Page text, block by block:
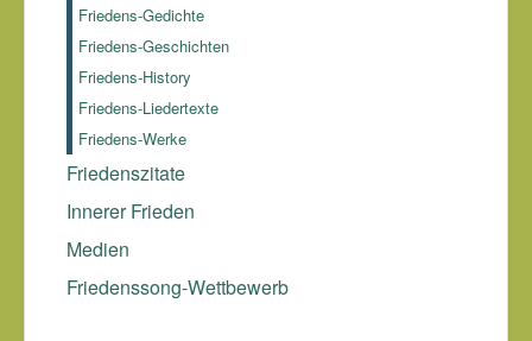
Menschen, die daneben stehen und sie gewähren lassen.
Albert Einstein (1879-1955)
Friedens-Gedichte
Friedens-Geschichten
Friedens-History
Friedens-Liedertexte
Friedens-Werke
Friedenszitate
Innerer Frieden
Medien
Friedenssong-Wettbewerb